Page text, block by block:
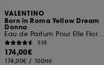
VALENTINO
Born in Roma Yellow Dream
Donna
Eau de Parfum Pour Elle Florale Musquée
538
174,00€
174,00€ / 100ml